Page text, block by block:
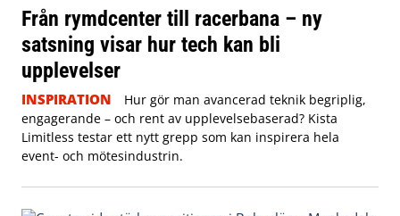
Från rymdcenter till racerbana – ny
satsning visar hur tech kan bli
upplevelser
INSPIRATION
Hur gör man avancerad teknik begriplig,
engagerande – och rent av upplevelsebaserad? Kista
Limitless testar ett nytt grepp som kan inspirera hela
event- och mötesindustrin.